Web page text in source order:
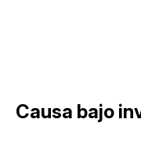
Causa bajo